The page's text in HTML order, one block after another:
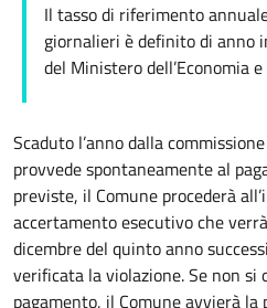
Il tasso di riferimento
giornalieri è definito di anno
del Ministero dell’Economia
Scaduto l’anno dalla
provvede spontaneamente al
previste, il Comune procederà
accertamento esecutivo che
dicembre del quinto anno
verificata la violazione. Se non si
pagamento, il Comune avvierà la